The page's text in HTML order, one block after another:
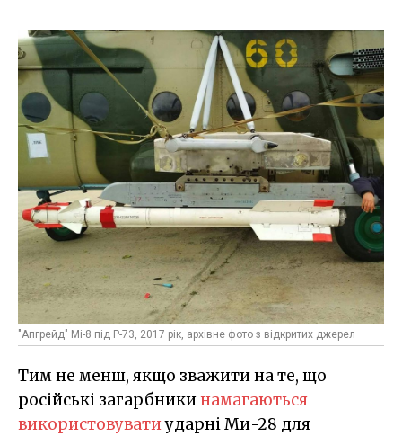
"Апгрейд" Мі-8 під Р-73, 2017 рік, архівне фото з відкритих джерел
Тим не менш, якщо зважити на те, що
російські загарбникинамагаються
використовуватиударні Ми-28 для